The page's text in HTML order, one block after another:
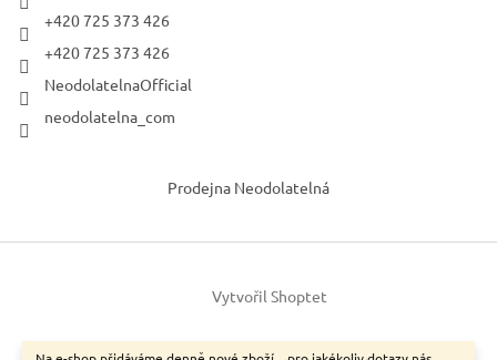
+420 725 373 426
+420 725 373 426
NeodolatelnaOfficial
neodolatelna_com
Prodejna Neodolatelná
Vytvořil Shoptet